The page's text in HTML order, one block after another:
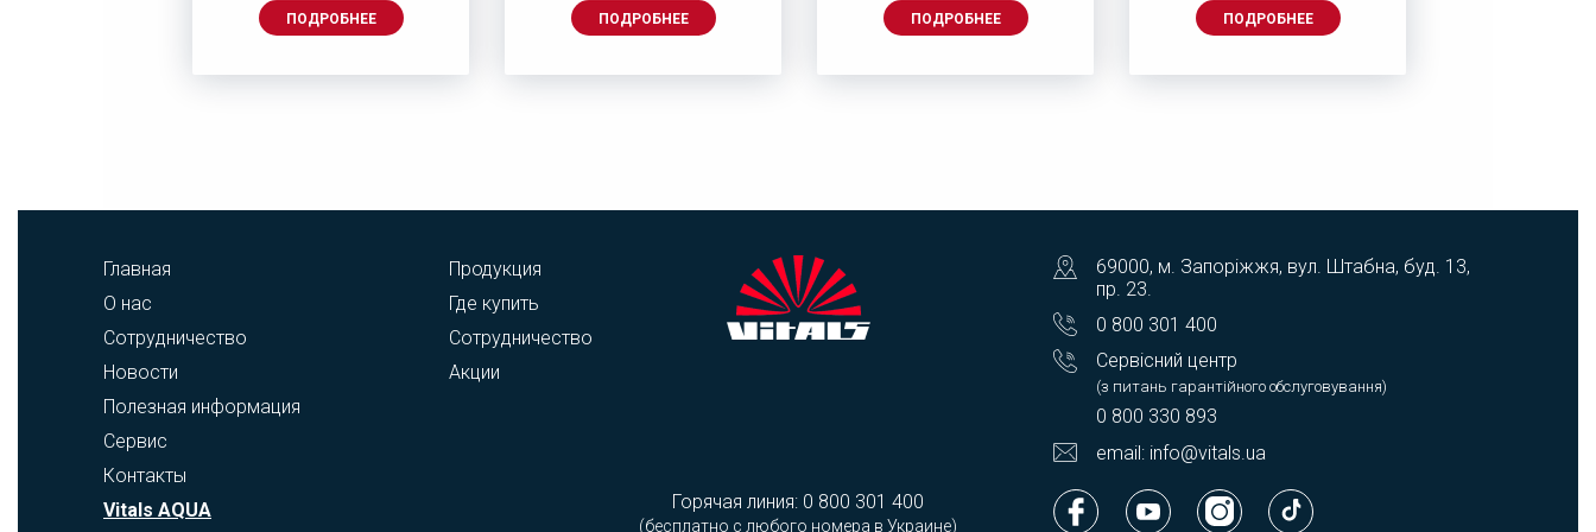
ПОДРОБНЕЕ ПОДРОБНЕЕ ПОДРОБНЕЕ ПОДРОБНЕЕ
Главная
О нас
Сотрудничество
Новости
Полезная информация
Сервис
Контакты
Vitals AQUA
Продукция
Где купить
Сотрудничество
Акции
69000, м. Запоріжжя, вул. Штабна, буд. 13,
пр. 23.
0 800 301 400
Сервісний центр
(з питань гарантійного обслуговування)
0 800 330 893
email: info@vitals.ua
Горячая линия: 0 800 301 400
(бесплатно с любого номера в Украине)